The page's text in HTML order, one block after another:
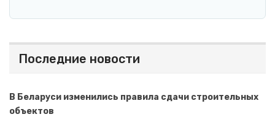
Последние новости
В Беларуси изменились правила сдачи строительных
объектов